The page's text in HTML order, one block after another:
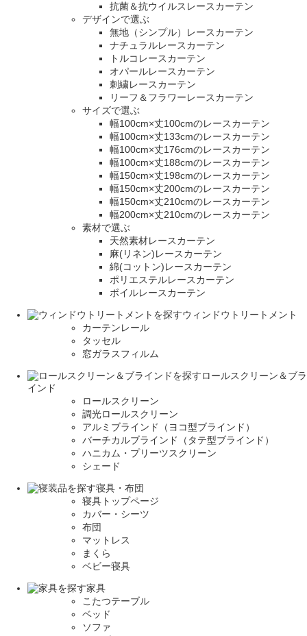
抗菌＆抗ウイルスレースカーテン
デザインで選ぶ
無地（シンプル）レースカーテン
ナチュラルレースカーテン
トルコレースカーテン
オパールレースカーテン
刺繍レースカーテン
リーフ＆フラワーレースカーテン
サイズで選ぶ
幅100cm×丈100cmのレースカーテン
幅100cm×丈133cmのレースカーテン
幅100cm×丈176cmのレースカーテン
幅100cm×丈188cmのレースカーテン
幅150cm×丈198cmのレースカーテン
幅150cm×丈200cmのレースカーテン
幅150cm×丈210cmのレースカーテン
幅200cm×丈210cmのレースカーテン
素材で選ぶ
天然素材レースカーテン
麻(リネン)レースカーテン
綿(コットン)レースカーテン
ポリエステルレースカーテン
ボイルレースカーテン
ウィンドウトリートメント
カーテンレール
タッセル
窓ガラスフィルム
ロールスクリーン＆ブラ
インド
ロールスクリーン
調光ロールスクリーン
アルミブラインド（ヨコ型ブラインド）
バーチカルブラインド（タテ型ブラインド）
ハニカム・プリーツスクリーン
シェード
寝具・布団
寝具トップページ
カバー・シーツ
布団
マットレス
まくら
ベビー寝具
家具
こたつテーブル
ベッド
ソファ